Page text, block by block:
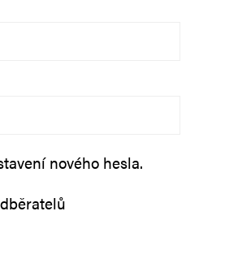
nového hesla.